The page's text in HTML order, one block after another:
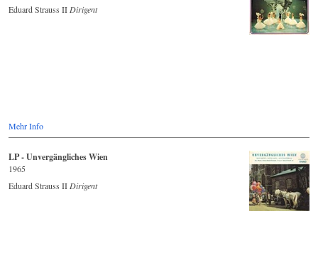
Eduard Strauss II Dirigent
Mehr Info
LP - Unvergängliches Wien
1965
Eduard Strauss II Dirigent